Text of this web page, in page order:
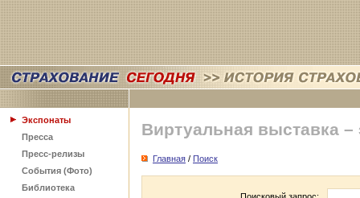
Экспонаты
Пресса
Пресс-релизы
События (Фото)
Библиотека
Виртуальная выставка –
Главная / Поиск